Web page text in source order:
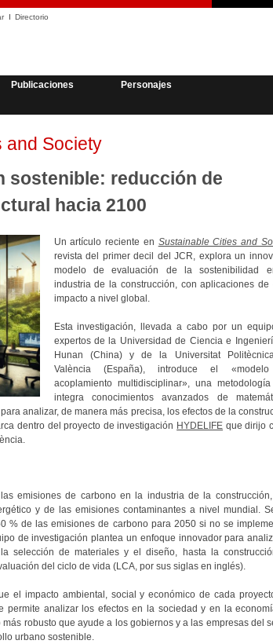
Directorio
Publicaciones
Personajes
and Society
sostenible: reducción de
hacia 2100
Un artículo reciente en Sustainable Cities and
revista del primer decil del JCR, explora un
modelo de evaluación de la sostenibilidad
industria de la construcción, con aplicaciones de
impacto a nivel global.
Esta investigación, llevada a cabo por un
expertos de la Universidad de Ciencia e
Hunan (China) y de la Universitat
València (España), introduce el
acoplamiento multidisciplinar», una
integra conocimientos avanzados de
analizar, de manera más precisa, los efectos de la
dentro del proyecto de investigación HYDELIFE que dirijo
emisiones de carbono en la industria de la
y de las emisiones contaminantes a nivel mundial.
% de las emisiones de carbono para 2050 si no se
de investigación plantea un enfoque innovador para
selección de materiales y el diseño, hasta la
del ciclo de vida (LCA, por sus siglas en inglés).
el impacto ambiental, social y económico de cada
analizar los efectos en la sociedad y en la
robusto que ayude a los gobiernos y a las empresas del
urbano sostenible.